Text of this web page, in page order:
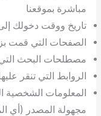
مباشرة بموقعنا
تاريخ ووقت دخولك
الصفحات التي قمت
مصطلحات البحث
الروابط التي تنقر
المعلومات الشخصية
مجهولة المصدر (أي